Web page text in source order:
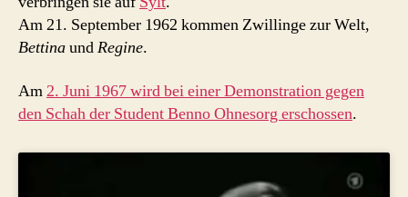
Am 21. September 1962 kommen Zwillinge zur Welt,
BettinaundRegine.
Am2. Juni 1967 wird bei einer Demonstration gegen
den Schah der Student Benno Ohnesorg erschossen.